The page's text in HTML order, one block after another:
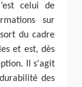
celui de
sur
du cadre
et est, dès
Il s'agit
des